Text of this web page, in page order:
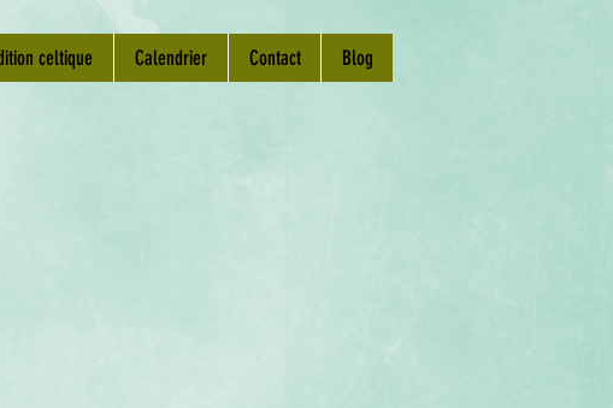
celtique Calendrier Contact Blog